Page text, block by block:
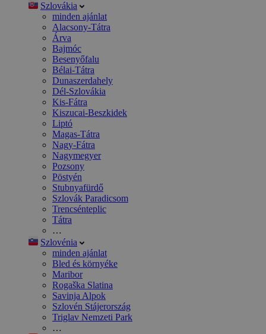
Szlovákia
minden ajánlat
Alacsony-Tátra
Árva
Bajmóc
Besenyőfalu
Bélai-Tátra
Dunaszerdahely
Dél-Szlovákia
Kis-Fátra
Kiszucai-Beszkidek
Liptó
Magas-Tátra
Nagy-Fátra
Nagymegyer
Pozsony
Pöstyén
Stubnyafürdő
Szlovák Paradicsom
Trencsénteplic
Tátra
…
Szlovénia
minden ajánlat
Bled és környéke
Maribor
Rogaška Slatina
Savinja Alpok
Szlovén Stájerország
Triglav Nemzeti Park
…